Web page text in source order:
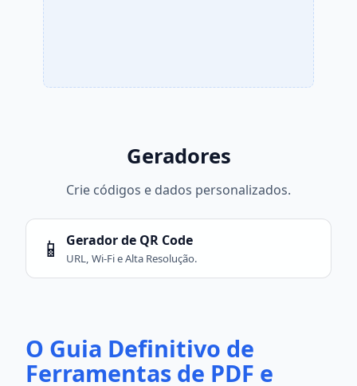
Geradores
Crie códigos e dados personalizados.
📱 Gerador de QR Code
URL, Wi-Fi e Alta Resolução.
O Guia Definitivo de
Ferramentas de PDF e